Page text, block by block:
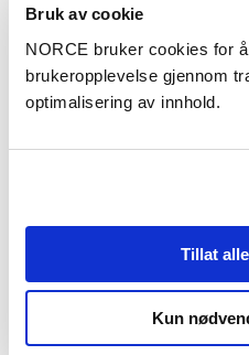
Bruk av cookie
NORCE bruker cookies for
brukeropplevelse gjennom
optimalisering av innhold.
Tillat
Kun